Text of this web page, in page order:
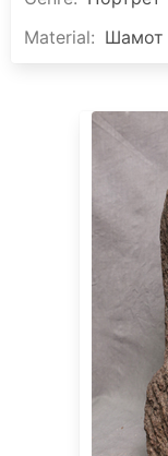
Material: Шамот